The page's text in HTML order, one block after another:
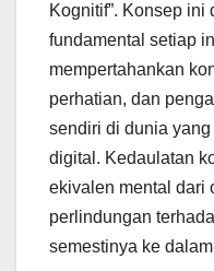
Kognitif”. Konsep
fundamental setiap
mempertahankan
perhatian, dan
sendiri di dunia
digital. Kedaulatan
ekivalen mental dari
perlindungan
semestinya ke